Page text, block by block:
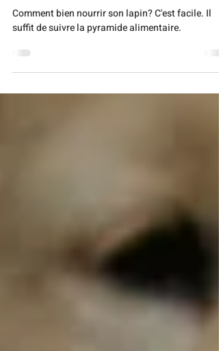
Lapins
Comment nourrir son lapin
suffit de suivre la pyramide alimentaire.